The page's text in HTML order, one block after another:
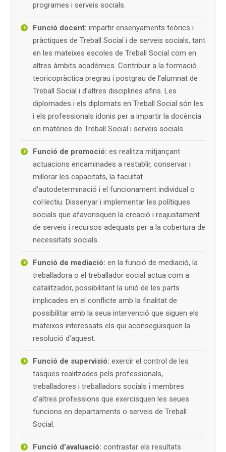
programes i serveis socials.
Funció docent: impartir ensenyaments teòrics i
pràctiques de Treball Social i de serveis socials, tant
en les mateixes escoles de Treball Social com en
altres àmbits acadèmics. Contribuir a la formació
teoricopràctica pregrau i postgrau de l’alumnat de
Treball Social i d’altres disciplines afins. Les
diplomades i els diplomats en Treball Social són les
i els professionals idonis per a impartir la docència
en matèries de Treball Social i serveis socials.
Funció de promoció: es realitza mitjançant
actuacions encaminades a restablir, conservar i
millorar les capacitats, la facultat
d’autodeterminació i el funcionament individual o
col·lectiu. Dissenyar i implementar les polítiques
socials que afavorisquen la creació i reajustament
de serveis i recursos adequats per a la cobertura de
necessitats socials.
Funció de mediació: en la funció de mediació, la
treballadora o el treballador social actua com a
catalitzador, possibilitant la unió de les parts
implicades en el conflicte amb la finalitat de
possibilitar amb la seua intervenció que siguen els
mateixos interessats els qui aconseguisquen la
resolució d’aquest.
Funció de supervisió: exercir el control de les
tasques realitzades pels professionals,
treballadores i treballadors socials i membres
d’altres professions que exercisquen les seues
funcions en departaments o serveis de Treball
Social.
Funció d’avaluació: contrastar els resultats